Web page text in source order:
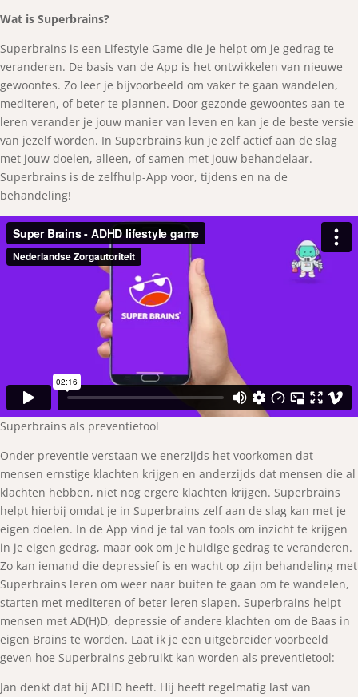
Wat is Superbrains?
Superbrains is een Lifestyle Game die je helpt om je gedrag te
veranderen. De basis van de App is het ontwikkelen van nieuwe
gewoontes. Zo leer je bijvoorbeeld om vaker te gaan wandelen,
mediteren, of beter te plannen. Door gezonde gewoontes aan te
leren verander je jouw manier van leven en kan je de beste versie
van jezelf worden. In Superbrains kun je zelf actief aan de slag
met jouw doelen, alleen, of samen met jouw behandelaar.
Superbrains is de zelfhulp-App voor, tijdens en na de
behandeling!
Superbrains als preventietool
Onder preventie verstaan we enerzijds het voorkomen dat
mensen ernstige klachten krijgen en anderzijds dat mensen die al
klachten hebben, niet nog ergere klachten krijgen. Superbrains
helpt hierbij omdat je in Superbrains zelf aan de slag kan met je
eigen doelen. In de App vind je tal van tools om inzicht te krijgen
in je eigen gedrag, maar ook om je huidige gedrag te veranderen.
Zo kan iemand die depressief is en wacht op zijn behandeling met
Superbrains leren om weer naar buiten te gaan om te wandelen,
starten met mediteren of beter leren slapen. Superbrains helpt
mensen met AD(H)D, depressie of andere klachten om de Baas in
eigen Brains te worden. Laat ik je een uitgebreider voorbeeld
geven hoe Superbrains gebruikt kan worden als preventietool:
Jan denkt dat hij ADHD heeft. Hij heeft regelmatig last van